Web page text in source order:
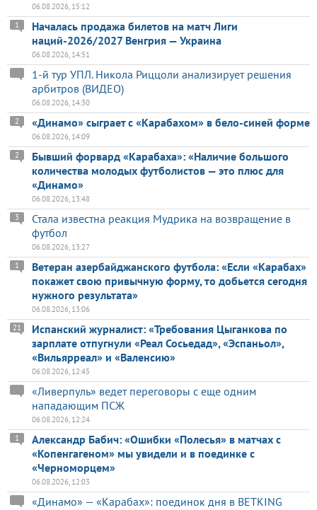
06.08.2026, 15:12
Началась продажа билетов на матч Лиги
наций-2026/2027 Венгрия — Украина
1
06.08.2026, 14:51
1-й тур УПЛ. Никола Риццоли анализирует решения
арбитров (ВИДЕО)
06.08.2026, 14:30
«Динамо» сыграет с «Карабахом» в бело-синей форме
2
06.08.2026, 14:09
Бывший форвард «Карабаха»: «Наличие большого
количества молодых футболистов — это плюс для
«Динамо»
2
06.08.2026, 13:48
Стала известна реакция Мудрика на возвращение в
футбол
3
06.08.2026, 13:27
Ветеран азербайджанского футбола: «Если «Карабах»
покажет свою привычную форму, то добьется сегодня
нужного результата»
1
06.08.2026, 13:06
Испанский журналист: «Требования Цыганкова по
зарплате отпугнули «Реал Сосьедад», «Эспаньол»,
«Вильярреал» и «Валенсию»
21
06.08.2026, 12:45
«Ливерпуль» ведет переговоры с еще одним
нападающим ПСЖ
06.08.2026, 12:24
Александр Бабич: «Ошибки «Полесья» в матчах с
«Копенгагеном» мы увидели и в поединке с
«Черноморцем»
1
06.08.2026, 12:03
«Динамо» — «Карабах»: поединок дня в BETKING